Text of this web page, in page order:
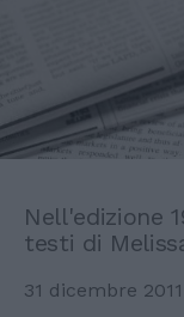
Nell'edizione
testi di
31 dicembre 2011